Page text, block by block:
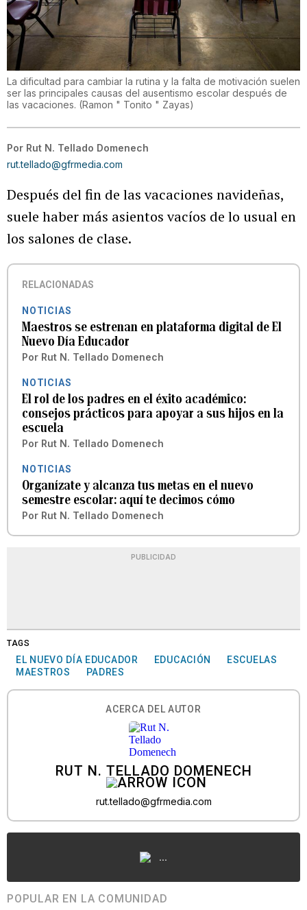
La dificultad para cambiar la rutina y la falta de motivación suelen
ser las principales causas del ausentismo escolar después de
las vacaciones. (Ramon " Tonito " Zayas)
Por Rut N. Tellado Domenech
rut.tellado@gfrmedia.com
Después del fin de las vacaciones navideñas,
suele haber más asientos vacíos de lo usual en
los salones de clase.
RELACIONADAS
NOTICIAS
Maestros se estrenan en plataforma digital de El
Nuevo Día Educador
Por Rut N. Tellado Domenech
NOTICIAS
El rol de los padres en el éxito académico:
consejos prácticos para apoyar a sus hijos en la
escuela
Por Rut N. Tellado Domenech
NOTICIAS
Organízate y alcanza tus metas en el nuevo
semestre escolar: aquí te decimos cómo
Por Rut N. Tellado Domenech
PUBLICIDAD
TAGS
EL NUEVO DÍA EDUCADOR EDUCACIÓN
ESCUELAS
MAESTROS
PADRES
ACERCA DEL AUTOR
RUT N. TELLADO DOMENECH
rut.tellado@gfrmedia.com
...
POPULAR EN LA COMUNIDAD